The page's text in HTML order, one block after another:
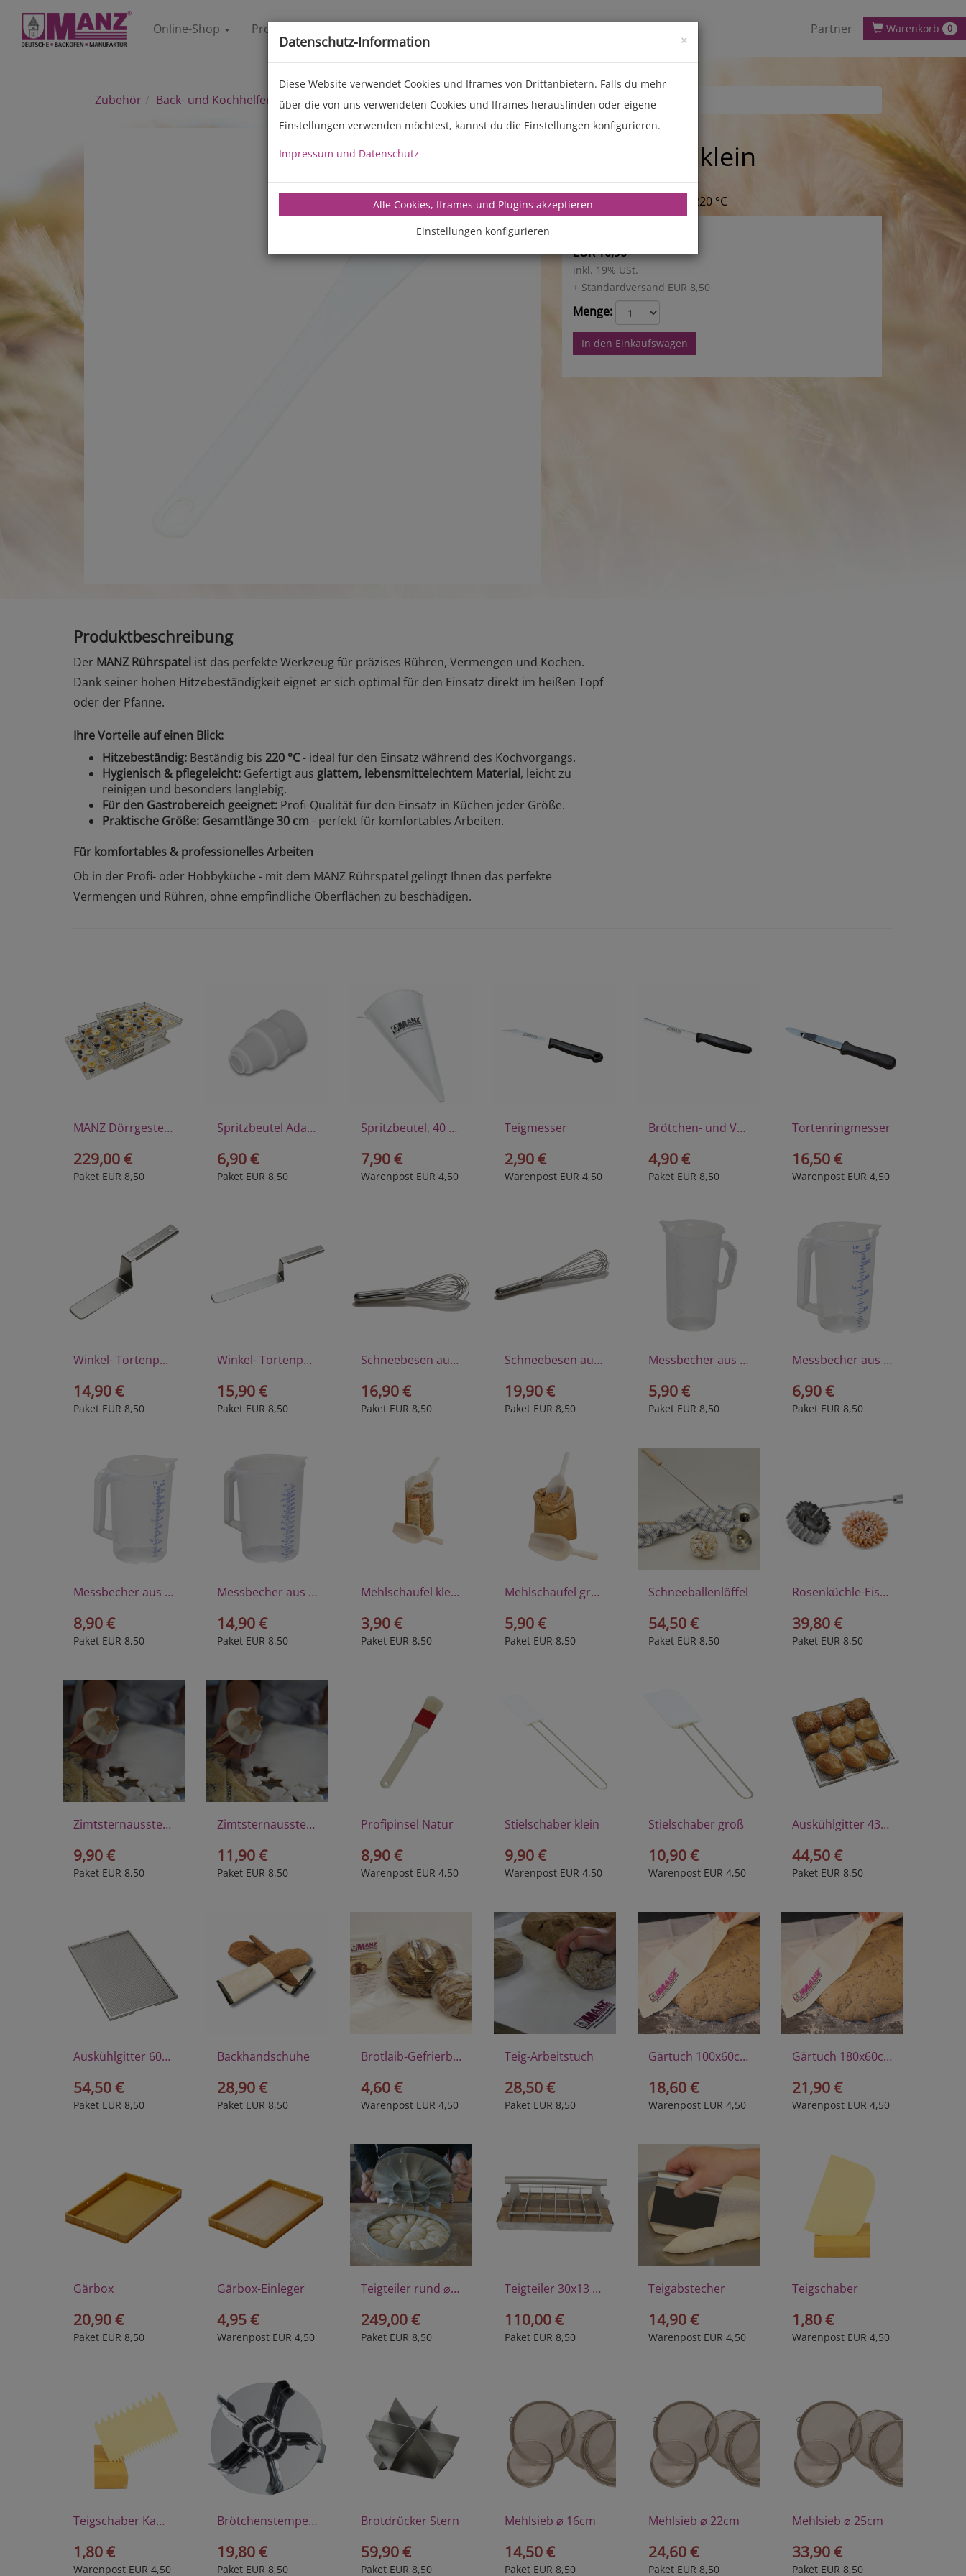
Online-Shop Produkte Partner Warenkorb 0
Zubehör Back- und Kochhelfer
Rührspatel klein
Länge: 30 cm
hitzebeständig bis 220 °C
EUR 10,90
inkl. 19% USt.
+ Standardversand EUR 8,50
Menge:
In den Einkaufswagen
Produktbeschreibung
Der MANZ Rührspatel ist das perfekte Werkzeug für präzises Rühren, Vermengen und Kochen.
Dank seiner hohen Hitzebeständigkeit eignet er sich optimal für den Einsatz direkt im heißen Topf
oder der Pfanne.
Ihre Vorteile auf einen Blick:
Hitzebeständig: Beständig bis 220 °C- ideal für den Einsatz während des Kochvorgangs.
Hygienisch & pflegeleicht: Gefertigt aus glattem, lebensmittelechtem Material, leicht zu
reinigen und besonders langlebig.
Für den Gastrobereich geeignet: Profi-Qualität für den Einsatz in Küchen jeder Größe.
Praktische Größe: Gesamtlänge 30 cm - perfekt für komfortables Arbeiten.
Für komfortables & professionelles Arbeiten
Ob in der Profi- oder Hobbyküche - mit dem MANZ Rührspatel gelingt Ihnen das perfekte
Vermengen und Rühren, ohne empfindliche Oberflächen zu beschädigen.
MANZ Dörrgestell, komplett
229,00 €
Paket EUR 8,50
Spritzbeutel Adapter
6,90 €
Paket EUR 8,50
Spritzbeutel, 40 cm
7,90 €
Warenpost EUR 4,50
Teigmesser
2,90 €
Warenpost EUR 4,50
Brötchen- und Vespermesser
4,90 €
Paket EUR 8,50
Tortenringmesser
16,50 €
Warenpost EUR 4,50
Winkel- Tortenpalette aus hochwertigem Edelstahl
14,90 €
Paket EUR 8,50
Winkel- Tortenpalette aus hochwertigem Edelstahl
15,90 €
Paket EUR 8,50
Schneebesen aus hochwertigem Edelstahl, 26 cm
16,90 €
Paket EUR 8,50
Schneebesen aus hochwertigem Edelstahl, 35 cm
19,90 €
Paket EUR 8,50
Messbecher aus Polyprophylen 1/4 Liter
5,90 €
Paket EUR 8,50
Messbecher aus Polyprophylen 1/2 Liter
6,90 €
Paket EUR 8,50
Messbecher aus Polyprophylen 1 Liter
8,90 €
Paket EUR 8,50
Messbecher aus Polyprophylen 3 Liter
14,90 €
Paket EUR 8,50
Mehlschaufel klein aus Polyprophylen
3,90 €
Paket EUR 8,50
Mehlschaufel groß aus Polyprophylen
5,90 €
Paket EUR 8,50
Schneeballenlöffel
54,50 €
Paket EUR 8,50
Rosenküchle-Eisen
39,80 €
Paket EUR 8,50
Zimtsternausstecher klein aus Kunststoff
9,90 €
Paket EUR 8,50
Zimtsternausstecher groß aus Kunststoff
11,90 €
Paket EUR 8,50
Profipinsel Natur
8,90 €
Warenpost EUR 4,50
Stielschaber klein
9,90 €
Warenpost EUR 4,50
Stielschaber groß
10,90 €
Warenpost EUR 4,50
Auskühlgitter 43x35 cm
44,50 €
Paket EUR 8,50
Auskühlgitter 60x40 cm
54,50 €
Paket EUR 8,50
Backhandschuhe
28,90 €
Paket EUR 8,50
Brotlaib-Gefrierbeutel
4,60 €
Warenpost EUR 4,50
Teig-Arbeitstuch
28,50 €
Paket EUR 8,50
Gärtuch 100x60cm
18,60 €
Warenpost EUR 4,50
Gärtuch 180x60cm
21,90 €
Warenpost EUR 4,50
Gärbox
20,90 €
Paket EUR 8,50
Gärbox-Einleger
4,95 €
Warenpost EUR 4,50
Teigteiler rund ⌀ 32,5cm
249,00 €
Paket EUR 8,50
Teigteiler 30x13 cm
110,00 €
Paket EUR 8,50
Teigabstecher
14,90 €
Warenpost EUR 4,50
Teigschaber
1,80 €
Warenpost EUR 4,50
Teigschaber Kamm
1,80 €
Warenpost EUR 4,50
Brötchenstempel Kaisersemmel
19,80 €
Paket EUR 8,50
Brotdrücker Stern
59,90 €
Paket EUR 8,50
Mehlsieb ⌀ 16cm
14,50 €
Paket EUR 8,50
Mehlsieb ⌀ 22cm
24,60 €
Paket EUR 8,50
Mehlsieb ⌀ 25cm
33,90 €
Paket EUR 8,50
×
Datenschutz-Information
Diese Website verwendet Cookies und Iframes von Drittanbietern. Falls du mehr
über die von uns verwendeten Cookies und Iframes herausfinden oder eigene
Einstellungen verwenden möchtest, kannst du die Einstellungen konfigurieren.
Impressum und Datenschutz
Alle Cookies, Iframes und Plugins akzeptieren
Einstellungen konfigurieren